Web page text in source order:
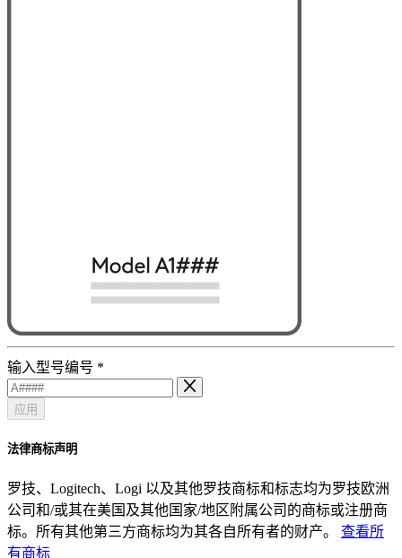
输入型号编号 *
应用
法律商标声明
罗技、Logitech、Logi 以及其他罗技商标和标志均为罗技欧洲
公司和/或其在美国及其他国家/地区附属公司的商标或注册商
标。所有其他第三方商标均为其各自所有者的财产。 查看所
有商标